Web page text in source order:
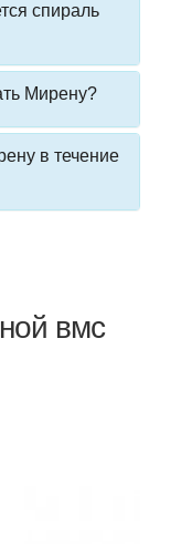
спираль
Мирену?
в течение
вмс